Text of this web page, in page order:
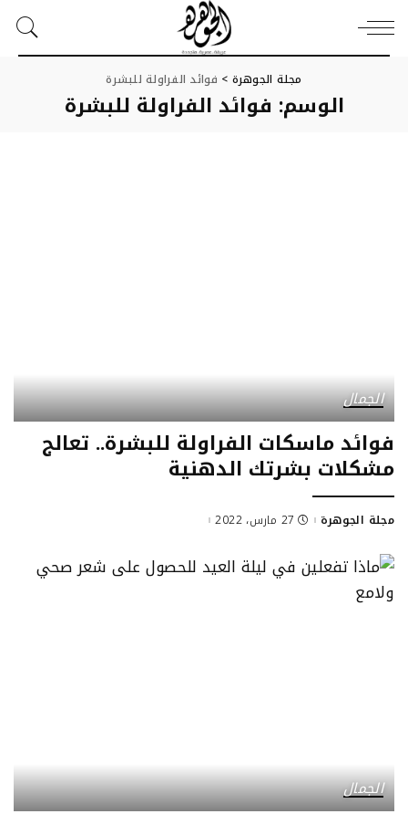
مجلة الجوهرة > فوائد الفراولة للبشرة
الوسم: فوائد الفراولة للبشرة
الجمال
فوائد ماسكات الفراولة للبشرة.. تعالج
مشكلات بشرتك الدهنية
Posted
مجلة الجوهرة 27 مارس، 2022
الجمال